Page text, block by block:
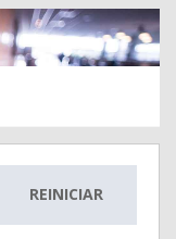
REINICIAR